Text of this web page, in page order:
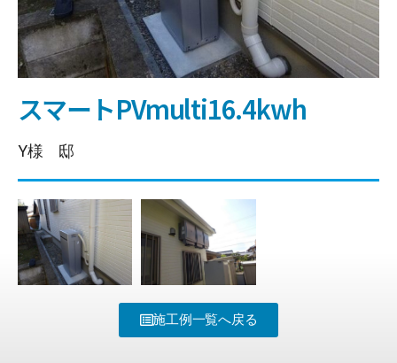
スマートPVmulti16.4kwh
Y様 邸
施工例一覧へ戻る